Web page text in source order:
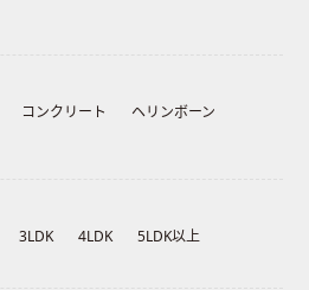
コンクリート
ヘリンボーン
3LDK 4LDK 5LDK以上